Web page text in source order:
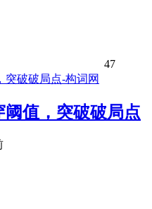
47
阈值，突破破局点